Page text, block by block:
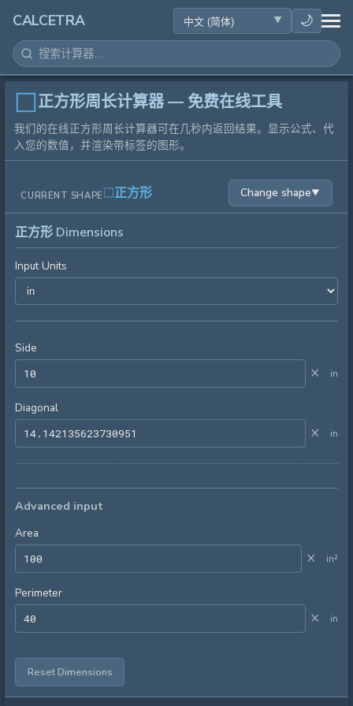
CALCETRA 🌙
数学
转换
科学
其他工具
正方形周长计算器 — 免费在线工具
我们的在线正方形周长计算器可在几秒内返回结果。显示公式、代
入您的数值，并渲染带标签的图形。
CURRENT SHAPE 正方形 Change shape▼
正方形 Dimensions
Input Units
Side
× in
Diagonal
× in
Advanced input
Area
× in²
Perimeter
× in
Reset Dimensions